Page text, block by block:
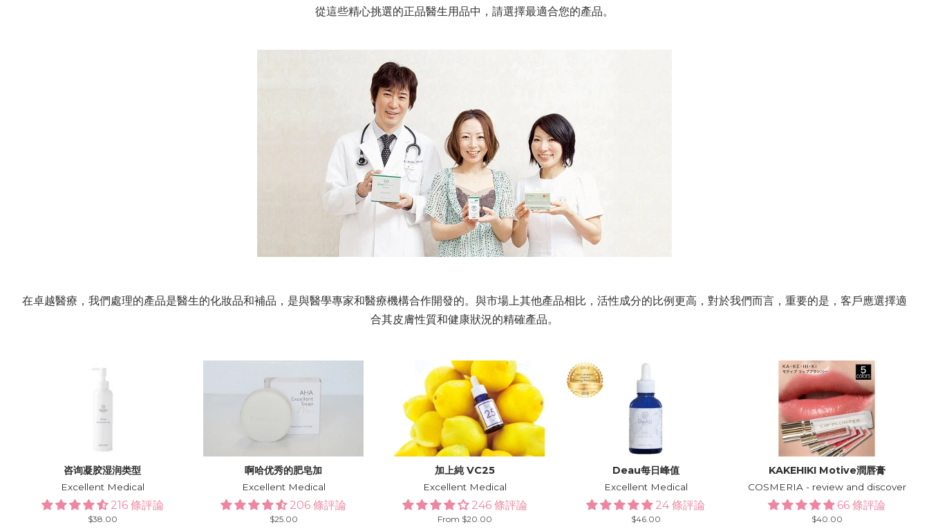
從這些精心挑選的正品醫生用品中，請選擇最適合您的產品。
在卓越醫療，我們處理的產品是醫生的化妝品和補品，是與醫學專家和醫療機構合作開發的。與市場上其他產品相比，活性成分的比例更高，對於我們而言，重要的是，客戶應選擇適
合其皮膚性質和健康狀況的精確產品。
咨询凝胶湿润类型
Excellent Medical
216 條評論
Regular
$38.00
啊哈优秀的肥皂加
Excellent Medical
206 條評論
Regular
$25.00
加上純 VC25
Excellent Medical
246 條評論
From $20.00
Deau每日峰值
Excellent Medical
24 條評論
Regular
$46.00
KAKEHIKI Motive潤唇膏
COSMERIA - review and discover
66 條評論
Regular
$40.00